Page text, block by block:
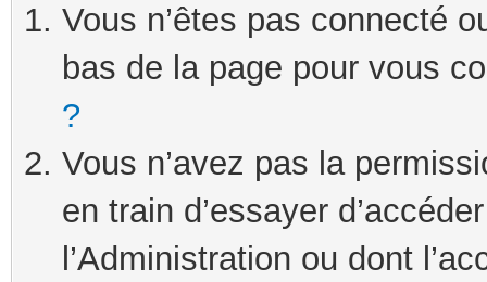
Vous n’êtes pas connecté
bas de la page pour vous
?
Vous n’avez pas la
en train d’essayer
l’Administration ou dont